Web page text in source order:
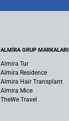
ALMİRA GRUP MARKALARI
Almira Tur
Almira Residence
Almira Hair Transplant
Almira Mice
TheWe Travel